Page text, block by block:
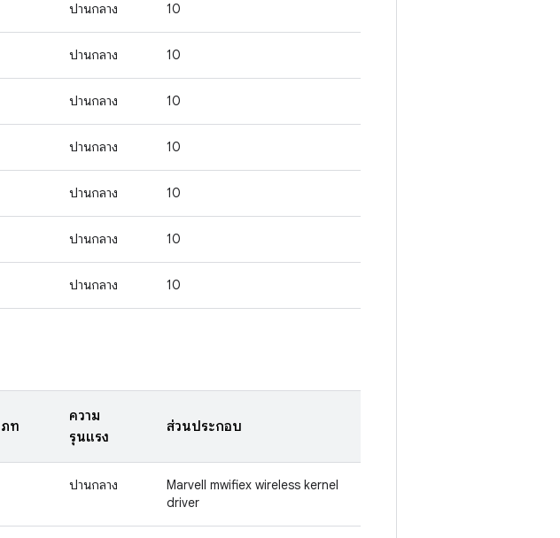
ปานกลาง 10
ปานกลาง 10
ปานกลาง 10
ปานกลาง 10
ปานกลาง 10
ปานกลาง 10
ปานกลาง 10
ภท
ความ
รุนแรง
ส่วนประกอบ
ปานกลาง
Marvell mwifiex wireless kernel
driver